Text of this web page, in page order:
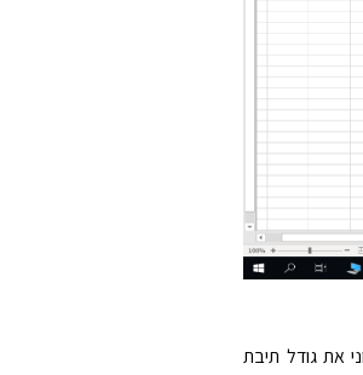
את גודל תיבת